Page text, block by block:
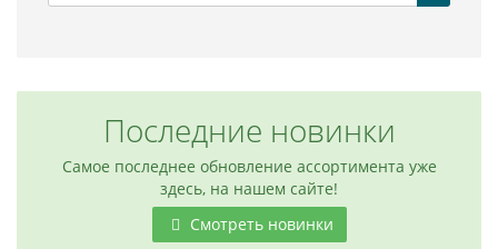
Последние новинки
Самое последнее обновление ассортимента уже
здесь, на нашем сайте!
Смотреть новинки